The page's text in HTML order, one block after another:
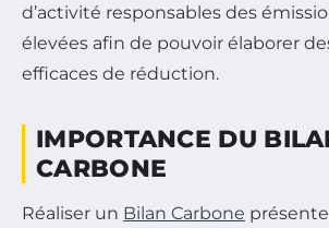
d’activité responsables des
élevées afin de pouvoir élaborer
efficaces de réduction.
IMPORTANCE DU
CARBONE
Réaliser un Bilan Carbone